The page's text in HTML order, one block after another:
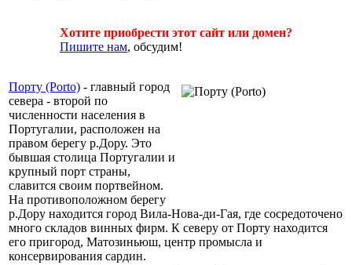
Хотите приобрести этот сайт или домен?
Пишите нам, обсудим!
Порту (Porto) - главный город
cевера - второй по
численности населения в
Португалии, расположен на
правом берегу р.Дору. Это
бывшая столица Португалии и
крупный порт страны,
славится своим портвейном.
На противоположном берегу
р.Дору находится город Вила-Нова-ди-Гая, где сосредоточено
много складов винных фирм. К северу от Порту находится
его пригород, Матозиньюш, центр промысла и
консервирования сардин.